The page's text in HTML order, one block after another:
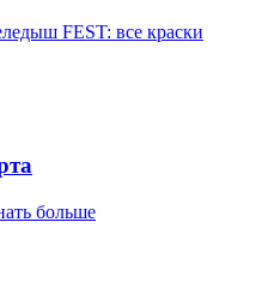
FEST: все краски
больше